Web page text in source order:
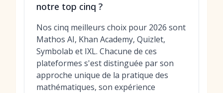
notre top cinq ?
Nos cinq meilleurs choix pour 2026 sont
Mathos AI, Khan Academy, Quizlet,
Symbolab et IXL. Chacune de ces
plateformes s'est distinguée par son
approche unique de la pratique des
mathématiques, son expérience